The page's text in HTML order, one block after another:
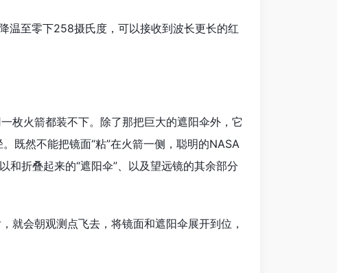
至零下258摄氏度，可以接收到波长更长的红
火箭都装不下。除了那把巨大的遮阳伞外，它
既然不能把镜面“粘”在火箭一侧，聪明的NASA
和折叠起来的“遮阳伞”、以及望远镜的其余部分
会朝观测点飞去，将镜面和遮阳伞展开到位，